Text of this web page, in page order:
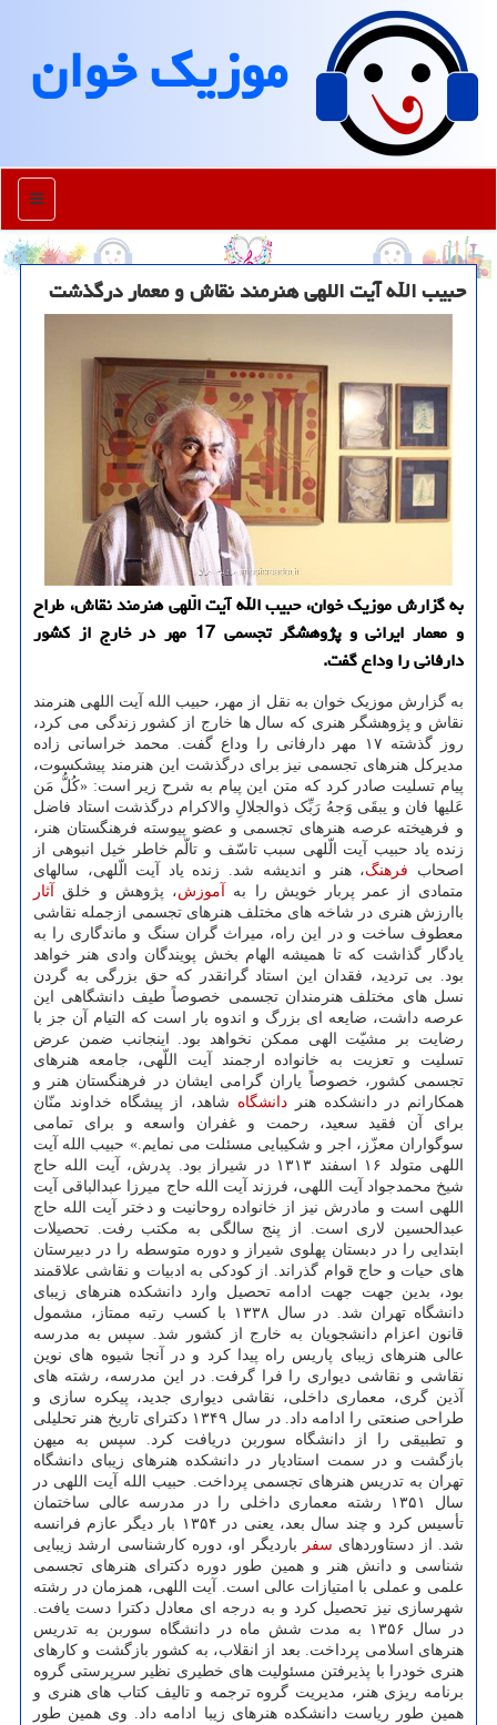
موزیك خوان
منو
حبیب الله آیت اللهی هنرمند نقاش و معمار درگذشت
به گزارش موزیک خوان، حبیب الله آیت الّلهی هنرمند نقاش، طراح
و معمار ایرانی و پژوهشگر تجسمی 17 مهر در خارج از کشور
دارفانی را وداع گفت.
به گزارش موزیک خوان به نقل از مهر، حبیب الله آیت اللهی هنرمند
نقاش و پژوهشگر هنری که سال ها خارج از کشور زندگی می کرد،
روز گذشته ۱۷ مهر دارفانی را وداع گفت. محمد خراسانی زاده
مدیرکل هنرهای تجسمی نیز برای درگذشت این هنرمند پیشکسوت،
پیام تسلیت صادر کرد که متن این پیام به شرح زیر است: «کُلُّ مَن
عَلیها فان و یبقَی وَجهُ رَبِّک ذوالجلالِ والاکرام درگذشت استاد فاضل
و فرهیخته عرصه هنرهای تجسمی و عضو پیوسته فرهنگستان هنر،
زنده یاد حبیب آیت الّلهی سبب تاسّف و تالّم خاطر خیل انبوهی از
اصحاب فرهنگ، هنر و اندیشه شد. زنده یاد آیت الّلهی، سالهای
متمادی از عمر پربار خویش را به
آموزش، پژوهش و خلق
آثار
باارزش هنری در شاخه های مختلف هنرهای تجسمی ازجمله نقاشی
معطوف ساخت و در این راه، میراث گران سنگ و ماندگاری را به
یادگار گذاشت که تا همیشه الهام بخش پویندگان وادی هنر خواهد
بود. بی تردید، فقدان این استاد گرانقدر که حق بزرگی به گردن
نسل های مختلف هنرمندان تجسمی خصوصاً طیف دانشگاهی این
عرصه داشت، ضایعه ای بزرگ و اندوه بار است که التیام آن جز با
رضایت بر مشیّت الهی ممکن نخواهد بود. اینجانب ضمن عرض
تسلیت و تعزیت به خانواده ارجمند آیت اللّهی، جامعه هنرهای
تجسمی کشور، خصوصاً یاران گرامی ایشان در فرهنگستان هنر و
همکارانم در دانشکده هنر دانشگاه شاهد، از پیشگاه خداوند منّان
برای آن فقید سعید، رحمت و غفران واسعه و برای تمامی
سوگواران معزّز، اجر و شکیبایی مسئلت می نمایم.» حبیب الله آیت
اللهی متولد ۱۶ اسفند ۱۳۱۳ در شیراز بود. پدرش، آیت الله حاج
شیخ محمدجواد آیت اللهی، فرزند آیت الله حاج میرزا عبدالباقی آیت
اللهی است و مادرش نیز از خانواده روحانیت و دختر آیت الله حاج
عبدالحسین لاری است. از پنج سالگی به مکتب رفت. تحصیلات
ابتدایی را در دبستان پهلوی شیراز و دوره متوسطه را در دبیرستان
های حیات و حاج قوام گذراند. از کودکی به ادبیات و نقاشی علاقمند
بود، بدین جهت جهت ادامه تحصیل وارد دانشکده هنرهای زیبای
دانشگاه تهران شد. در سال ۱۳۳۸ با کسب رتبه ممتاز، مشمول
قانون اعزام دانشجویان به خارج از کشور شد. سپس به مدرسه
عالی هنرهای زیبای پاریس راه پیدا کرد و در آنجا شیوه های نوین
نقاشی و نقاشی دیواری را فرا گرفت. در این مدرسه، رشته های
آذین گری، معماری داخلی، نقاشی دیواری جدید، پیکره سازی و
طراحی صنعتی را ادامه داد. در سال ۱۳۴۹ دکترای تاریخ هنر تحلیلی
و تطبیقی را از دانشگاه سوربن دریافت کرد. سپس به میهن
بازگشت و در سمت استادیار در دانشکده هنرهای زیبای دانشگاه
تهران به تدریس هنرهای تجسمی پرداخت. حبیب الله آیت اللهی در
سال ۱۳۵۱ رشته معماری داخلی را در مدرسه عالی ساختمان
تأسیس کرد و چند سال بعد، یعنی در ۱۳۵۴ بار دیگر عازم فرانسه
شد. از دستاوردهای سفر
باردیگر او، دوره کارشناسی ارشد زیبایی
شناسی و دانش هنر و همین طور دوره دکترای هنرهای تجسمی
علمی و عملی با امتیازات عالی است. آیت اللهی، همزمان در رشته
شهرسازی نیز تحصیل کرد و به درجه ای معادل دکترا دست یافت.
در سال ۱۳۵۶ به مدت شش ماه در دانشگاه سوربن به تدریس
هنرهای اسلامی پرداخت. بعد از انقلاب، به کشور بازگشت و کارهای
هنری خودرا با پذیرفتن مسئولیت های خطیری نظیر سرپرستی گروه
برنامه ریزی هنر، مدیریت گروه ترجمه و تالیف کتاب های هنری و
همین طور ریاست دانشکده هنرهای زیبا ادامه داد. وی همین طور